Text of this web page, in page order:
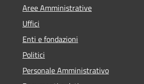
Aree Amministrative
Uffici
Enti e fondazioni
Politici
Personale Amministrativo